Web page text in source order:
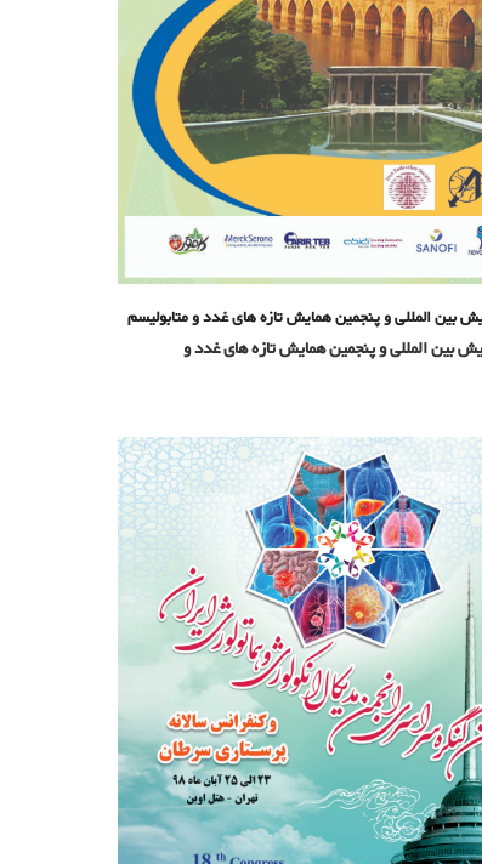
بین المللی و پنجمین همایش تازه های غدد و متابولیسم
بین المللی و پنجمین همایش تازه های غدد و